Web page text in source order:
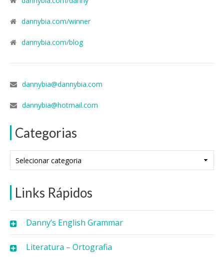
dannybia.com/winner
dannybia.com/blog
dannybia@dannybia.com
dannybia@hotmail.com
Categorias
Links Rápidos
Danny’s English Grammar
Literatura – Ortografia